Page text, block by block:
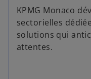
KPMG Monaco
sectorielles
solutions qui
attentes.